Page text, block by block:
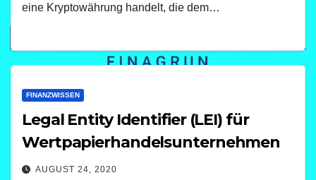
eine Kryptowährung handelt, die dem…
FINANZWISSEN
Legal Entity Identifier (LEI) für
Wertpapierhandelsunternehmen
AUGUST 24, 2020